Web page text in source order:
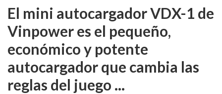
El mini autocargador VDX-1 de
Vinpower es el pequeño,
económico y potente
autocargador que cambia las
reglas del juego ...